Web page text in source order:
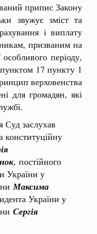
припис Закону
звужує зміст та
і виплату
призваним на
періоду,
17 пункту 1
верховенства
для громадян, які
Суд заслухав
конституційну
, постійного
України у
Максима
України у
Сергія